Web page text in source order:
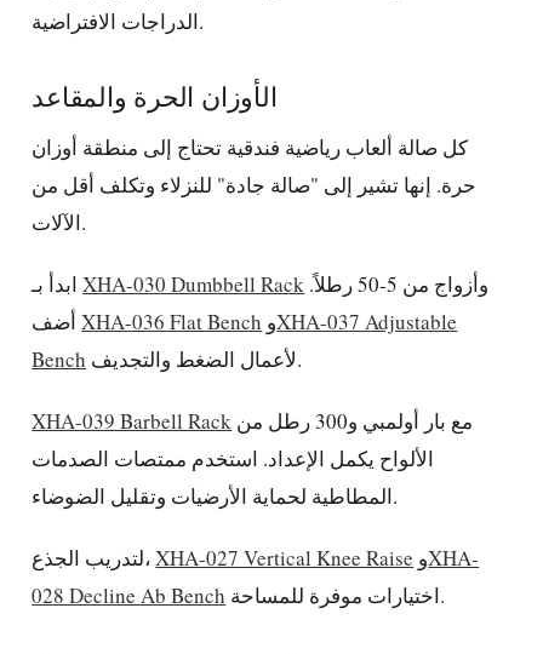
الدراجات الافتراضية.
الأوزان الحرة والمقاعد
كل صالة ألعاب رياضية فندقية تحتاج إلى منطقة أوزان
حرة. إنها تشير إلى "صالة جادة" للنزلاء وتكلف أقل من
الآلات.
ابدأ بـXHA-030 Dumbbell Rack
أضفXHA-036 Flat Bench وXHA-037 Adjustable
Bench
لأعمال الضغط والتجديف.
XHA-039 Barbell Rack
الألواح يكمل الإعداد. استخدم ممتصات الصدمات
المطاطية لحماية الأرضيات وتقليل الضوضاء.
لتدريب الجذع،XHA-027 Vertical Knee Raise وXHA-
028 Decline Ab Bench
اختيارات موفرة للمساحة.